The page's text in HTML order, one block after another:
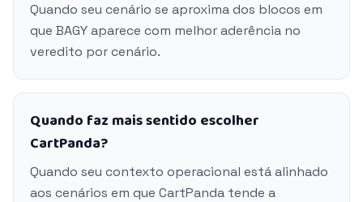
Quando seu cenário se aproxima dos blocos em
que BAGY aparece com melhor aderência no
veredito por cenário.
Quando faz mais sentido escolher
CartPanda?
Quando seu contexto operacional está alinhado
aos cenários em que CartPanda tende a